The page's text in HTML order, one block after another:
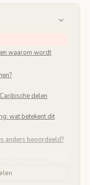
waarom wordt
delen
wat betekent dit
anders beoordeeld?